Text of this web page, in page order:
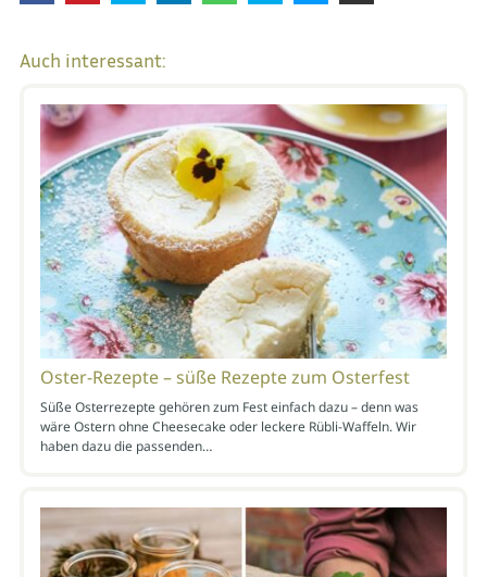
Auch interessant:
Oster-Rezepte – süße Rezepte zum Osterfest
Süße Osterrezepte gehören zum Fest einfach dazu – denn was
wäre Ostern ohne Cheesecake oder leckere Rübli-Waffeln. Wir
haben dazu die passenden…